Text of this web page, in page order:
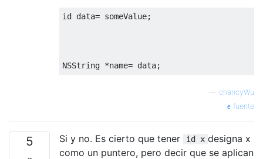
id data= someValue;
NSString *name= data;
chancyWu
fuente
5 Si y no. Es cierto que tener id x designa x
como un puntero, pero decir que se aplican